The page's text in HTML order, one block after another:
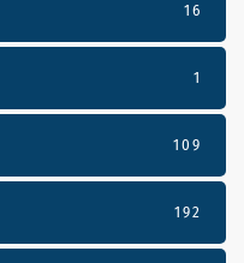
16
1
109
192